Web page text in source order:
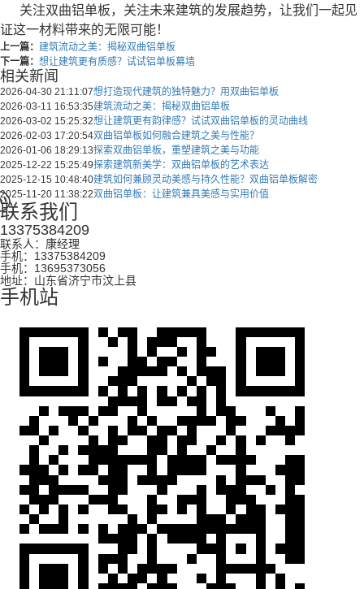
关注双曲铝单板，关注未来建筑的发展趋势，让我们一起见
证这一材料带来的无限可能！
上一篇： 建筑流动之美：揭秘双曲铝单板
下一篇： 想让建筑更有质感？试试铝单板幕墙
相关新闻
2026-04-30 21:11:07想打造现代建筑的独特魅力？用双曲铝单板
2026-03-11 16:53:35建筑流动之美：揭秘双曲铝单板
2026-03-02 15:25:32想让建筑更有韵律感？试试双曲铝单板的灵动曲线
2026-02-03 17:20:54双曲铝单板如何融合建筑之美与性能？
2026-01-06 18:29:13探索双曲铝单板，重塑建筑之美与功能
2025-12-22 15:25:49探索建筑新美学：双曲铝单板的艺术表达
2025-12-15 10:48:40建筑如何兼顾灵动美感与持久性能？双曲铝单板解密
2025-11-20 11:38:22双曲铝单板：让建筑兼具美感与实用价值
联系我们
13375384209
联系人：康经理
手机：13375384209
手机：13695373056
地址：山东省济宁市汶上县
手机站